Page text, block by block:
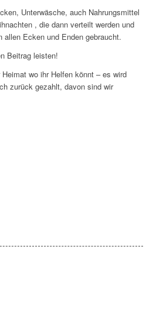
Unterwäsche, auch Nahrungsmittel
, die dann verteilt werden und
allen Ecken und Enden gebraucht.
Beitrag leisten!
wo ihr Helfen könnt – es wird
zurück gezahlt, davon sind wir